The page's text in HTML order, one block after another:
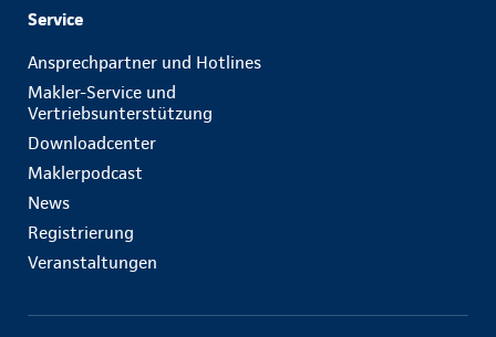
Service
Ansprechpartner und Hotlines
Makler-Service und
Vertriebsunterstützung
Downloadcenter
Maklerpodcast
News
Registrierung
Veranstaltungen